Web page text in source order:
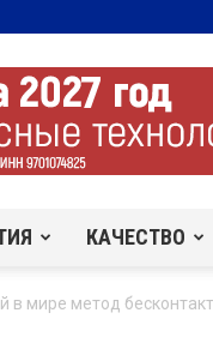
КАЧЕСТВО
мире метод